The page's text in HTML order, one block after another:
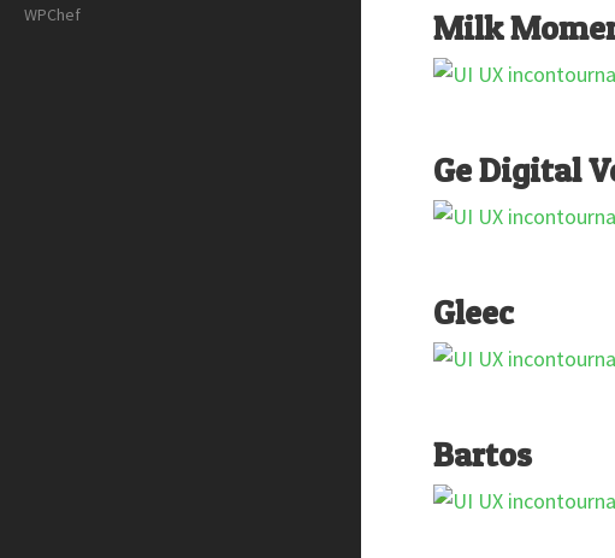
WPChef
Milk
Ge Digital
Gleec
Bartos